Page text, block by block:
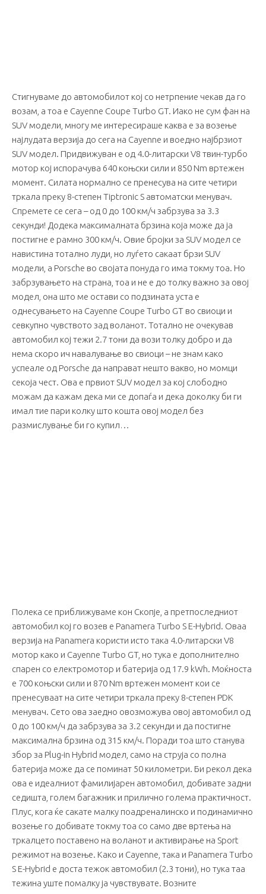
Стигнуваме до автомобилот кој со нетрпение чекав да го
возам, а тоа е Cayenne Coupe Turbo GT. Иако не сум фан на
SUV модели, многу ме интересираше каква е за возење
најлудата верзија до сега на Cayenne и воедно најбрзиот
SUV модел. Придвижуван е од 4.0-литарски V8 твин-турбо
мотор кој испорачува 640 коњски сили и 850 Nm вртежен
момент. Силата нормално се пренесува на сите четири
тркала преку 8-степен Tiptronic S автоматски менувач.
Спремете се сега – од 0 до 100 км/ч забрзува за 3.3
секунди! Додека максималната брзина која може да ја
постигне е рамно 300 км/ч. Овие бројки за SUV модел се
навистина тотално луди, но луѓето сакаат брзи SUV
модели, а Porsche во својата понуда го има токму тоа. Но
забрзувањето на страна, тоа и не е до толку важно за овој
модел, она што ме остави со подзината уста е
однесувањето на Cayenne Coupe Turbo GT во свиоци и
севкупно чувството зад воланот. Тотално не очекував
автомобил кој тежи 2.7 тони да вози толку добро и да
нема скоро ич навалување во свиоци – не знам како
успеале од Porsche да направат нешто вакво, но момци
секоја чест. Ова е првиот SUV модел за кој слободно
можам да кажам дека ми се допаѓа и дека доколку би ги
имал тие пари колку што кошта овој модел без
размислување би го купил…
Полека се приближуваме кон Скопје, а претпоследниот
автомобил кој го возев е Panamera Turbo S E-Hybrid. Оваа
верзија на Panamera користи истo така 4.0-литарски V8
мотор како и Cayenne Turbo GT, но тука е дополнително
спарен со електромотор и батерија од 17.9 kWh. Моќноста
е 700 коњски сили и 870 Nm вртежен момент кои се
пренесуваат на сите четири тркала преку 8-степен PDK
менувач. Сето ова заедно овозможува овој автомобил од
0 до 100 км/ч да забрзува за 3.2 секунди и да постигне
максимална брзина од 315 км/ч. Поради тоа што станува
збор за Plug-in Hybrid модел, само на струја со полна
батерија може да се поминат 50 километри. Би рекол дека
ова е идеалниот фамилијарен автомобил, добивате задни
седишта, голем багажник и прилично голема практичност.
Плус, кога ќе сакате малку поадреналинско и подинамично
возење го добивате токму тоа со само две вртења на
тркалцето поставено на воланот и активирање на Sport
режимот на возење. Како и Cayenne, така и Panamera Turbo
S E-Hybrid е доста тежок автомобил (2.3 тони), но тука таа
тежина уште помалку ја чувствувате. Возните